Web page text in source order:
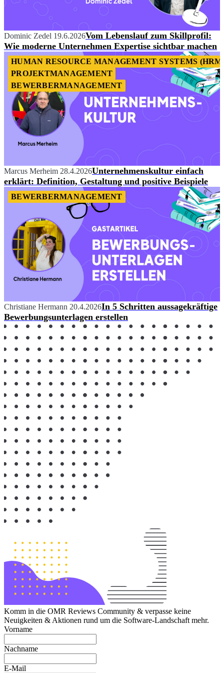
Dominic Zedel 19.6.2026Vom Lebenslauf zum Skillprofil:
Wie moderne Unternehmen Expertise sichtbar machen
HUMAN RESOURCE MANAGEMENT SYSTEMS
PROJEKTMANAGEMENT
BEWERBERMANAGEMENT
Marcus Merheim 28.4.2026Unternehmenskultur einfach
erklärt: Definition, Gestaltung und positive Beispiele
BEWERBERMANAGEMENT
Christiane Hermann 20.4.2026In 5 Schritten aussagekräftige
Bewerbungsunterlagen erstellen
Komm in die OMR Reviews Community & verpasse keine
Neuigkeiten & Aktionen rund um die Software-Landschaft mehr.
Vorname
Nachname
E-Mail